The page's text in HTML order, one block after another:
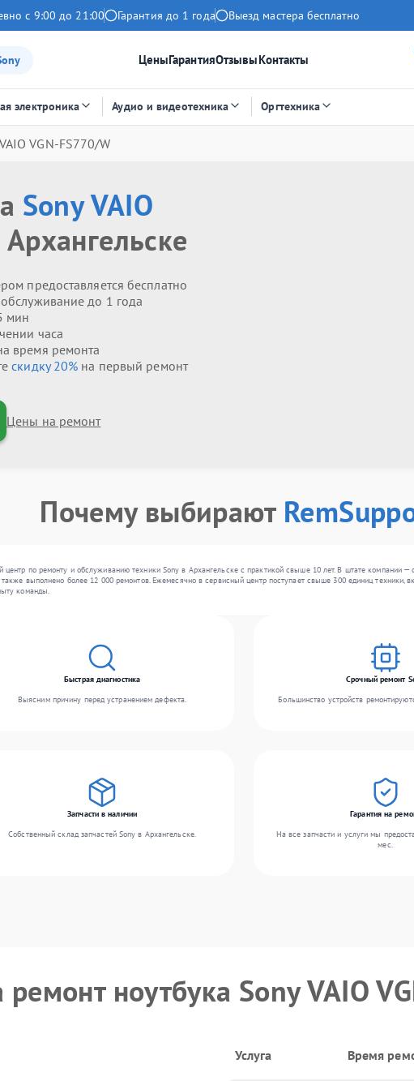
с 9:00 до 21:00 Гарантия до 1 года Выезд мастера бесплатно
ЦеныГарантияОтзывыКонтакты
электроника Аудио и видеотехника Оргтехника
VGN-FS770/W
Sony VAIO
предоставляется бесплатно
до 1 года
мин
часа
время ремонта
скидку 20% на первый ремонт
Цены на ремонт
Почему выбирают
по ремонту и обслуживанию техники Sony в Архангельске с практикой свыше 10 лет. В штате компании
выполнено более 12 000 ремонтов. Ежемесячно в сервисный центр поступает свыше 300 единиц техники,
команды.
Быстрая диагностика
Выясним причину перед устранением дефекта.
Срочный ремонт
Большинство устройств
Запчасти в наличии
Собственный склад запчастей Sony в Архангельске.
Гарантия на
На все запчасти и услуги мы
мес.
ремонт ноутбука Sony VAIO
Услуга Время